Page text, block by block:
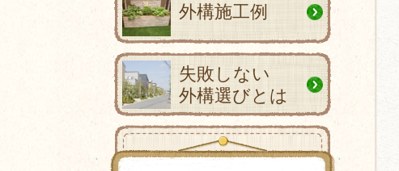
外構施工例
失敗しない
外構選びとは